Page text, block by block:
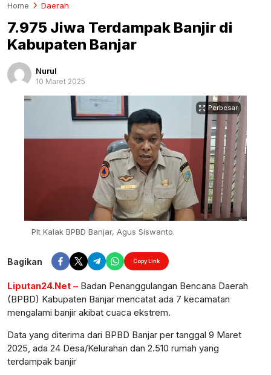
Home Daerah
7.975 Jiwa Terdampak Banjir di
Kabupaten Banjar
Nurul
10 Maret 2025
Perbesar
Plt Kalak BPBD Banjar, Agus Siswanto.
Bagikan Copy Link
Liputan24.Net – Badan Penanggulangan Bencana Daerah
(BPBD) Kabupaten Banjar mencatat ada 7 kecamatan
mengalami banjir akibat cuaca ekstrem.
Data yang diterima dari BPBD Banjar per tanggal 9 Maret
2025, ada 24 Desa/Kelurahan dan 2.510 rumah yang
terdampak banjir